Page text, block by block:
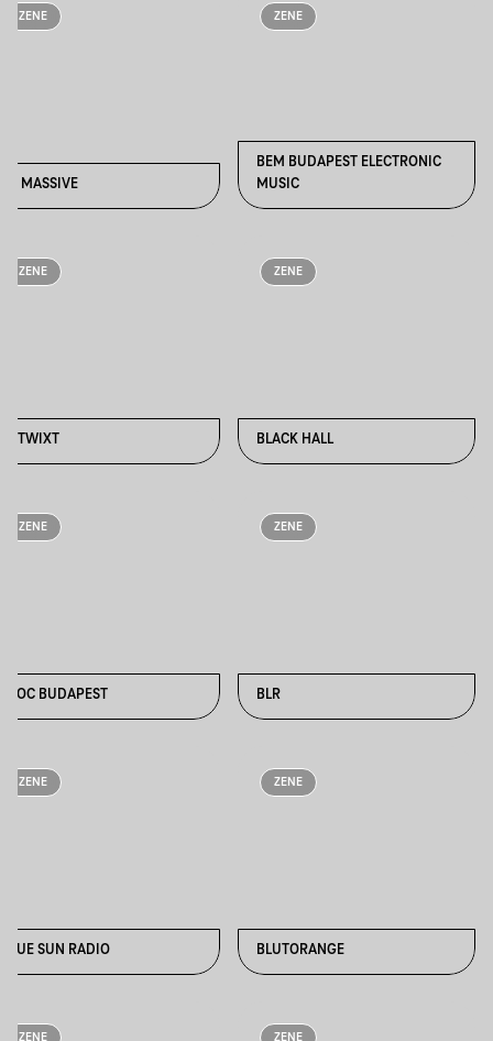
ZENE
BE MASSIVE
ZENE
BEM BUDAPEST ELECTRONIC
MUSIC
ZENE
BETWIXT
ZENE
BLACK HALL
ZENE
BLOC BUDAPEST
ZENE
BLR
ZENE
BLUE SUN RADIO
ZENE
BLUTORANGE
ZENE ZENE